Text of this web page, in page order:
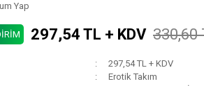
Yap
297,54 TL + KDV 330,60
297,54 TL + KDV
Erotik Takım